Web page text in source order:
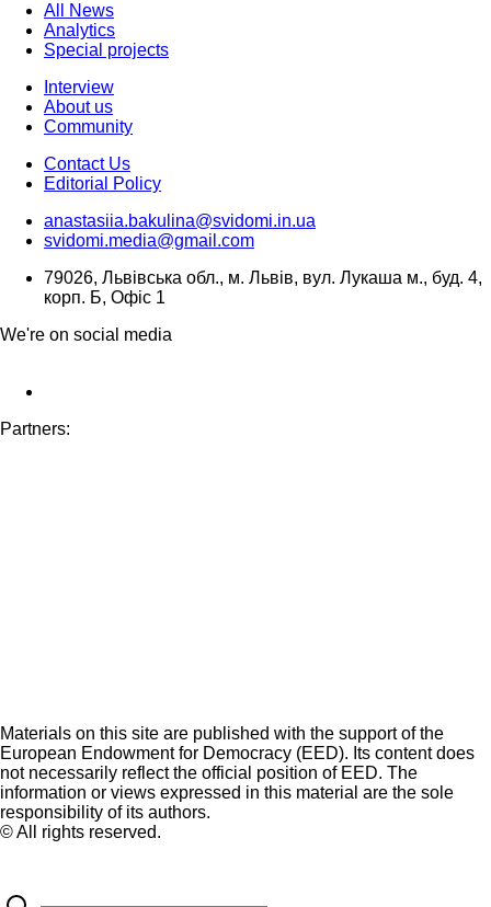
All News
Analytics
Special projects
Interview
About us
Community
Contact Us
Editorial Policy
anastasiia.bakulina@svidomi.in.ua
svidomi.media@gmail.com
79026, Львівська обл., м. Львів, вул. Лукаша м., буд. 4,
корп. Б, Офіс 1
We're on social media
Partners:
Materials on this site are published with the support of the
European Endowment for Democracy (EED). Its content does
not necessarily reflect the official position of EED. The
information or views expressed in this material are the sole
responsibility of its authors.
© All rights reserved.